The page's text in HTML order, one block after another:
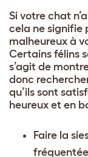
Si votre chat
cela ne signifie
malheureux à
Certains félins
s’agit de
donc
qu’ils sont
heureux et en
Faire la